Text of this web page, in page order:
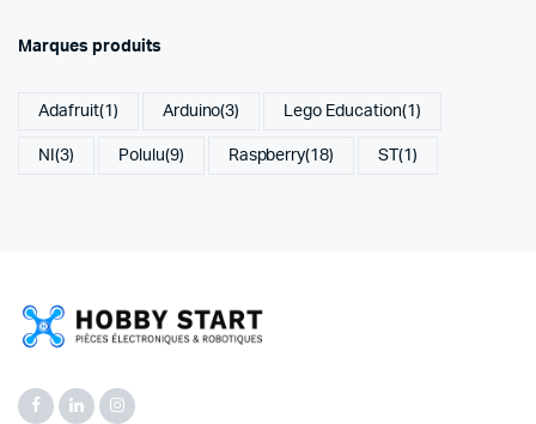
Marques produits
Adafruit(1) Arduino(3) Lego Education(1)
NI (3) Polulu(9) Raspberry(18) ST(1)